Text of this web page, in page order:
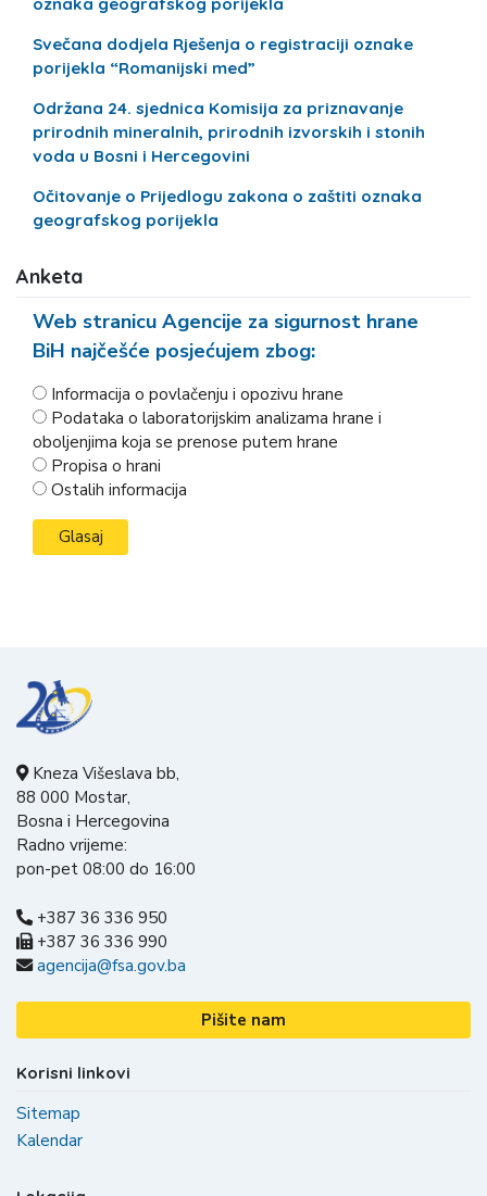
Svečana dodjela Rješenja o registraciji oznake
porijekla “Romanijski med”
Održana 24. sjednica Komisija za priznavanje
prirodnih mineralnih, prirodnih izvorskih i stonih
voda u Bosni i Hercegovini
Očitovanje o Prijedlogu zakona o zaštiti oznaka
geografskog porijekla
Anketa
Web stranicu Agencije za sigurnost hrane
BiH najčešće posjećujem zbog:
Informacija o povlačenju i opozivu hrane
Podataka o laboratorijskim analizama hrane i
oboljenjima koja se prenose putem hrane
Propisa o hrani
Ostalih informacija
Kneza Višeslava bb,
88 000 Mostar,
Bosna i Hercegovina
Radno vrijeme:
pon-pet 08:00 do 16:00
+387 36 336 950
+387 36 336 990
agencija@fsa.gov.ba
Pišite nam
Korisni linkovi
Sitemap
Kalendar